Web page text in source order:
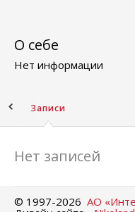
О себе
Нет информации
Записи
Нет записей
© 1997-2026 АО